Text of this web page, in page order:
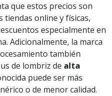
que estos precios son
tiendas online y físicas,
especialmente en
Adicionalmente, la marca
también
de lombriz de alta
puede ser más
o de menor calidad.